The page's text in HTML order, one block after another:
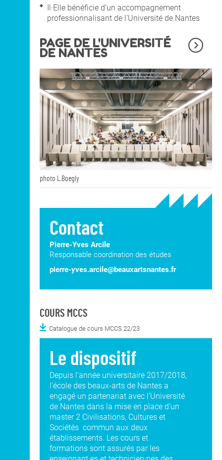
Il·Elle bénéficie d’un accompagnement
professionnalisant de l’Université de Nantes
PAGE DE L'UNIVERSITÉ
DE NANTES
photo L.Boegly
Contact
Pierre-Yves Arcile
Responsable coordination des études
pierre-yves.arcile@beauxartsnantes.fr
COURS MCCS
Catalogue de cours MCCS 22/23
Le dispositif
Depuis l’année universitaire 2017/2018,
l'école des beaux-arts de Nantes a
engagé un partenariat avec l’Université
de Nantes dans la mise en place d’un
master 2 Civilisations, Cultures et
Sociétés commun aux deux
établissements. Les cours et
formations sont assurés par les